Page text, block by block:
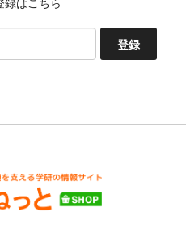
登録